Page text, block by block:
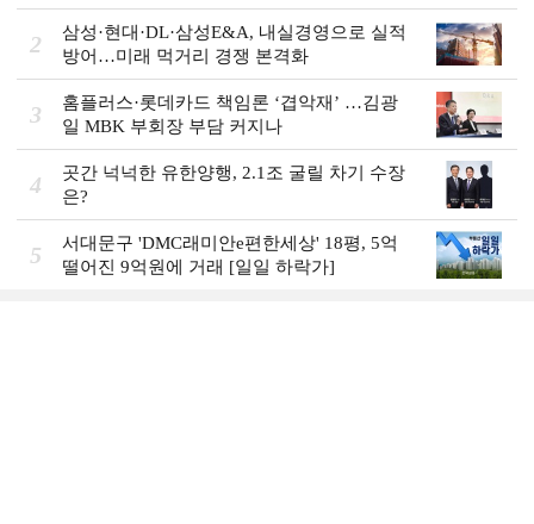
2
삼성·현대·DL·삼성E&A, 내실경영으로 실적
방어…미래 먹거리 경쟁 본격화
3
홈플러스·롯데카드 책임론 ‘겹악재’ …김광
일 MBK 부회장 부담 커지나
4
곳간 넉넉한 유한양행, 2.1조 굴릴 차기 수장
은?
5
서대문구 'DMC래미안e편한세상' 18평, 5억
떨어진 9억원에 거래 [일일 하락가]